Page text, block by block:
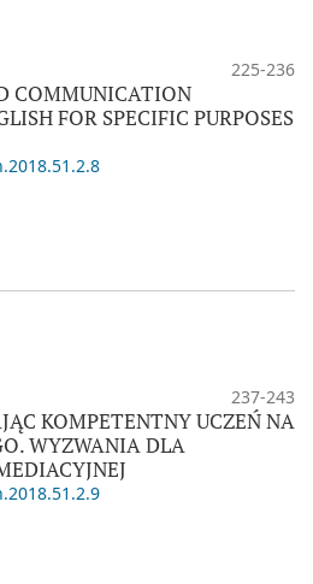
225-236
COMMUNICATION
FOR SPECIFIC PURPOSES
237-243
KOMPETENTNY UCZEŃ NA
WYZWANIA DLA